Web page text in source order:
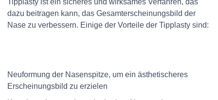
Tipplasty ist ein sicheres und wirksames Verfahren, das
dazu beitragen kann, das Gesamterscheinungsbild der
Nase zu verbessern. Einige der Vorteile der Tipplasty sind:
Neuformung der Nasenspitze, um ein ästhetischeres
Erscheinungsbild zu erzielen